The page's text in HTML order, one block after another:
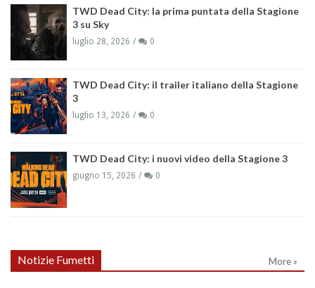
TWD Dead City: la prima puntata della Stagione
3 su Sky
luglio 28, 2026 0
TWD Dead City: il trailer italiano della Stagione
3
luglio 13, 2026 0
TWD Dead City: i nuovi video della Stagione 3
giugno 15, 2026 0
Notizie Fumetti More »